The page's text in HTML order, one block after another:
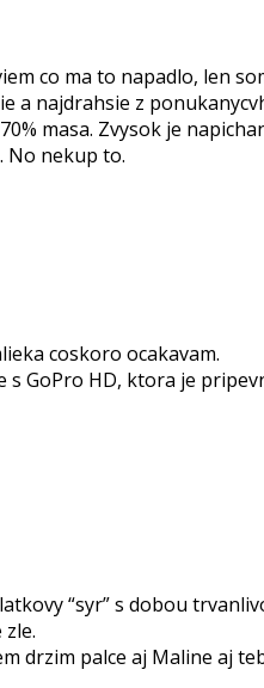
co ma to napadlo, len
najdrahsie z
masa. Zvysok je
No nekup to.
coskoro ocakavam.
GoPro HD, ktora je
“syr” s dobou
drzim palce aj Maline aj